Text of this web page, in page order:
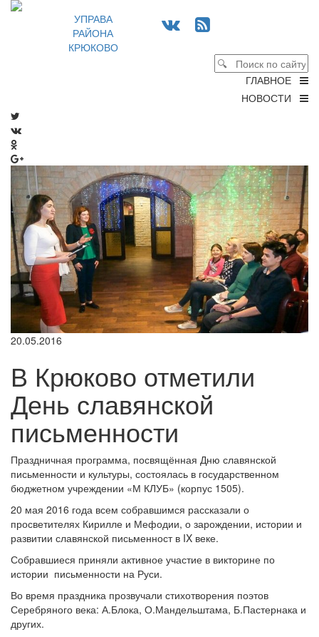
УПРАВА
РАЙОНА
КРЮКОВО
ГЛАВНОЕ
НОВОСТИ
20.05.2016
В Крюково отметили
День славянской
письменности
Праздничная программа, посвящённая Дню славянской
письменности и культуры, состоялась в государственном
бюджетном учреждении «М КЛУБ» (корпус 1505).
20 мая 2016 года всем собравшимся рассказали о
просветителях Кирилле и Мефодии, о зарождении, истории и
развитии славянской письменност в IX веке.
Собравшиеся приняли активное участие в викторине по
истории письменности на Руси.
Во время праздника прозвучали стихотворения поэтов
Серебряного века: А.Блока, О.Мандельштама, Б.Пастернака и
других.